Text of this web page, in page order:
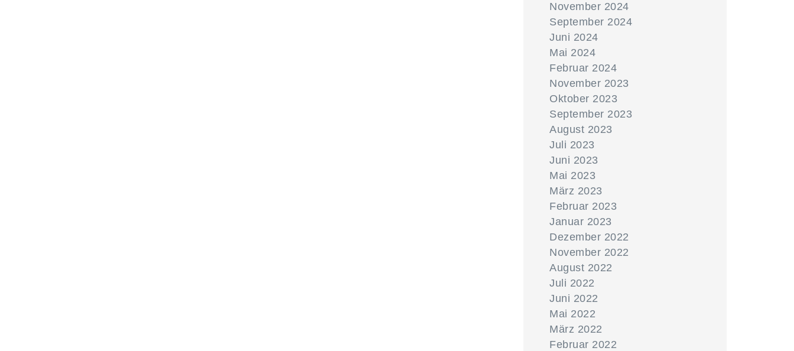
November 2024
September 2024
Juni 2024
Mai 2024
Februar 2024
November 2023
Oktober 2023
September 2023
August 2023
Juli 2023
Juni 2023
Mai 2023
März 2023
Februar 2023
Januar 2023
Dezember 2022
November 2022
August 2022
Juli 2022
Juni 2022
Mai 2022
März 2022
Februar 2022